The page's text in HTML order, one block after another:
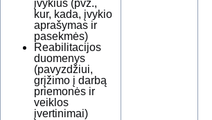
įvykius (pvz.,
kur, kada, įvykio
aprašymas ir
pasekmės)
Reabilitacijos
duomenys
(pavyzdžiui,
grįžimo į darbą
priemonės ir
veiklos
įvertinimai)